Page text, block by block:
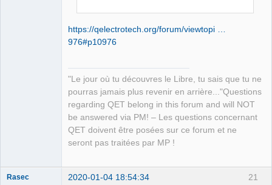
https://qelectrotech.org/forum/viewtopi …
976#p10976
"Le jour où tu découvres le Libre, tu sais que tu ne
pourras jamais plus revenir en arrière..."Questions
regarding QET belong in this forum and will NOT
be answered via PM! – Les questions concernant
QET doivent être posées sur ce forum et ne
seront pas traitées par MP !
21
Rasec 2020-01-04 18:54:34